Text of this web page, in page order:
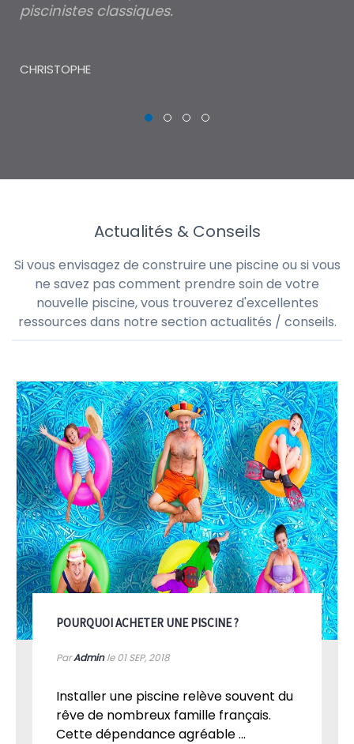
piscinistes classiques.
CHRISTOPHE
Actualités & Conseils
Si vous envisagez de construire une piscine ou si vous
ne savez pas comment prendre soin de votre
nouvelle piscine, vous trouverez d'excellentes
ressources dans notre section actualités / conseils.
POURQUOI ACHETER UNE PISCINE ?
ParAdminle 01SEP, 2018
Installer une piscine relève souvent du
rêve de nombreux famille français.
Cette dépendance agréable ...